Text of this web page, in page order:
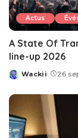
Actus
A State Of
line-up 2026
Posted
Wackii 26